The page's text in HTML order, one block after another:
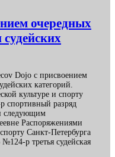
очередных
Dojo с присвоением
категорий.
культуре и спорту
спортивный разряд
следующим
Распоряжениями
Санкт-Петербурга
р третья судейская